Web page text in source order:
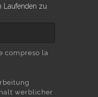
Laufenden zu
compreso la
werblicher